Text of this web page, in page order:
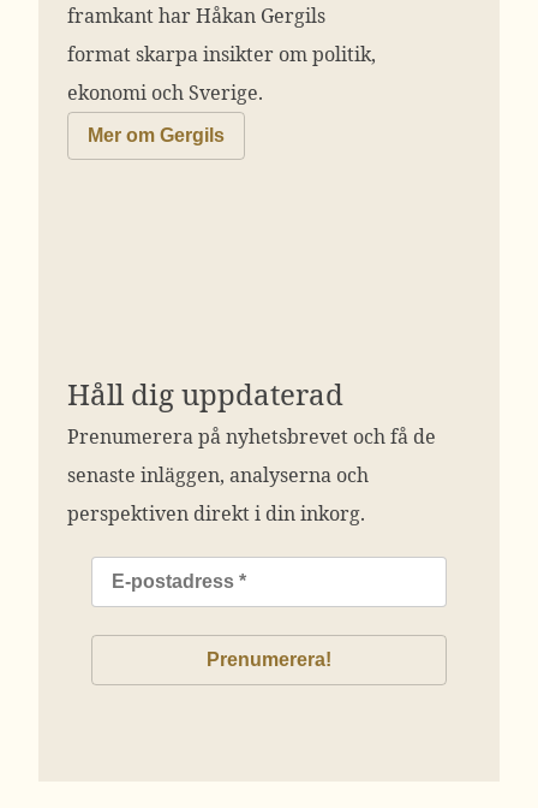
framkant har Håkan Gergils
format skarpa insikter om politik,
ekonomi och Sverige.
Mer om Gergils
Håll dig uppdaterad
Prenumerera på nyhetsbrevet och få de
senaste inläggen, analyserna och
perspektiven direkt i din inkorg.